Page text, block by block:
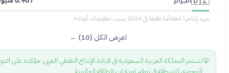
انخفاضًا طفيفًا في 2024 بسبب تخفيضات أوبك+.
اعرض الكل (10) ←
المملكة العربية السعودية في قيادة الإنتاج النفطي العربي، مؤكدة على الدور